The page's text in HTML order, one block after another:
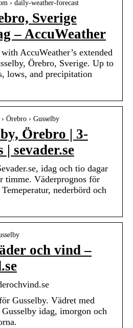
› daily-weather-forecast
Sverige
– AccuWeather
AccuWeather’s extended
Örebro, Sverige. Up to
lows, and precipitation
Örebro › Gusselby
Örebro | 3-
| sevader.se
idag och tio dagar
timme. Väderprognos för
nederbörd och
och vind –
Gusselby. Vädret med
idag, imorgon och